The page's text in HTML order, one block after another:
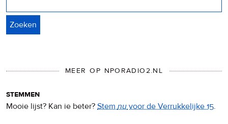
MEER OP NPORADIO2.NL
stemmen
Mooie lijst? Kan ie beter? Stemnuvoor de Verrukkelijke 15.